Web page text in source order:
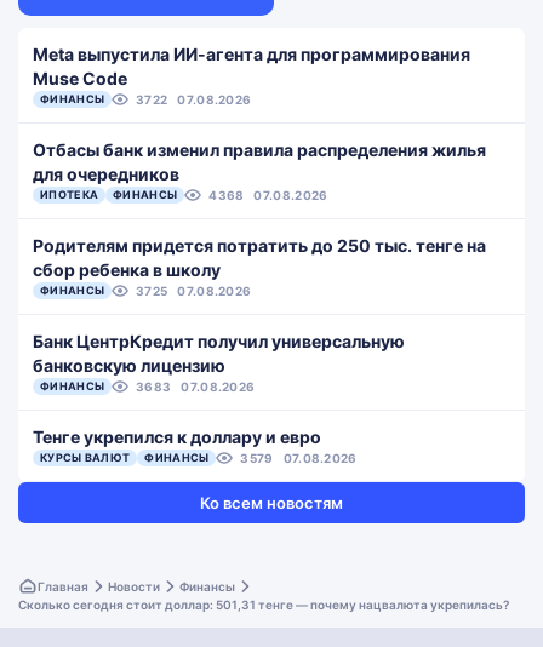
Meta выпустила ИИ-агента для программирования
Muse Code
ФИНАНСЫ 3722 07.08.2026
Отбасы банк изменил правила распределения жилья
для очередников
ИПОТЕКА ФИНАНСЫ 4368 07.08.2026
Родителям придется потратить до 250 тыс. тенге на
сбор ребенка в школу
ФИНАНСЫ 3725 07.08.2026
Банк ЦентрКредит получил универсальную
банковскую лицензию
ФИНАНСЫ 3683 07.08.2026
Тенге укрепился к доллару и евро
КУРСЫ ВАЛЮТ ФИНАНСЫ 3579 07.08.2026
Ко всем новостям
Главная Новости
Финансы
Сколько сегодня стоит доллар: 501,31 тенге — почему нацвалюта укрепилась?